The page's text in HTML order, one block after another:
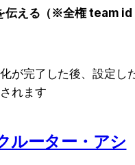
伝える（※全権 team id
が完了した後、設定し
れます
ルーター・アシ